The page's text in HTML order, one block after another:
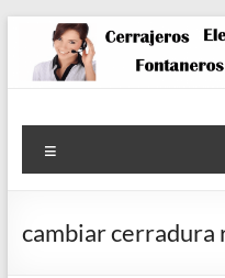
contenido
cambiar cerradura